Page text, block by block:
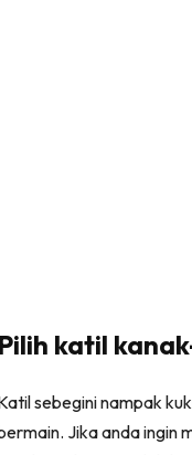
Pilih katil
sebegini nampak
Jika anda ingin